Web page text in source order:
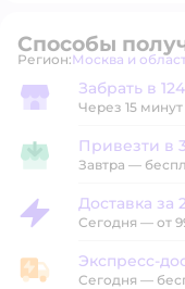
Способы
Регион: Выбор
Москва и
Забрать в магазине
Забрать в
Через 15
Привезти в магазин
Привезти в
Завтра —
Доставка за 2 часа
Доставка за
Сегодня — от
Экспресс-доставка
Экспресс-
Сегодня —